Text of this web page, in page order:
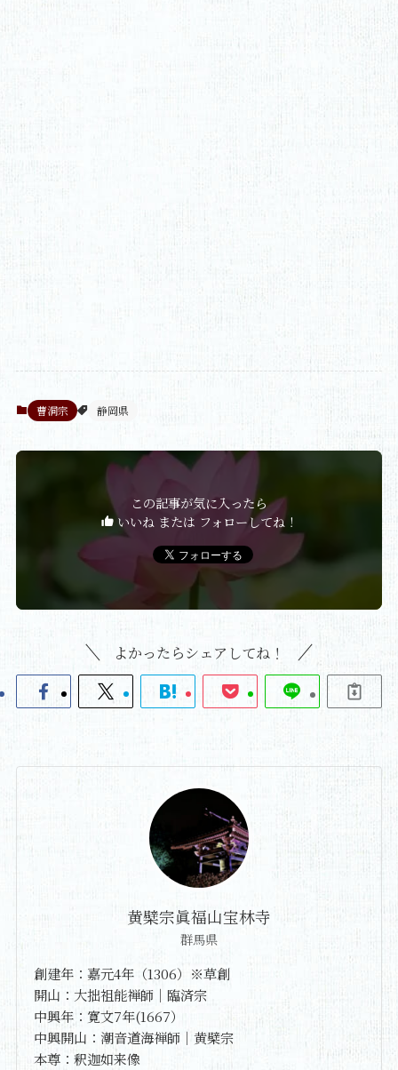
曹洞宗 静岡県
この記事が気に入ったら
いいね または フォローしてね！
よかったらシェアしてね！
黄檗宗眞福山宝林寺
群馬県
創建年：嘉元4年（1306）※草創
開山：大拙祖能禅師｜臨済宗
中興年：寛文7年(1667）
中興開山：潮音道海禅師｜黄檗宗
本尊：釈迦如来像